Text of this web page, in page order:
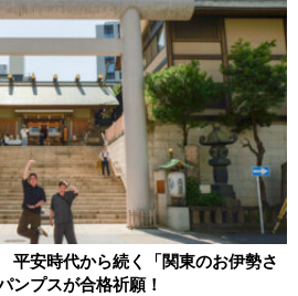
安時代から続く「関東のお伊勢さ
ンプスが合格祈願！